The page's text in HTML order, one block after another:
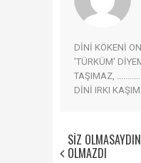
DİNİ KÖKENİ
'TÜRKÜM'
TAŞIMAZ,
DİNİ IRKI
SİZ
OLMAZDI